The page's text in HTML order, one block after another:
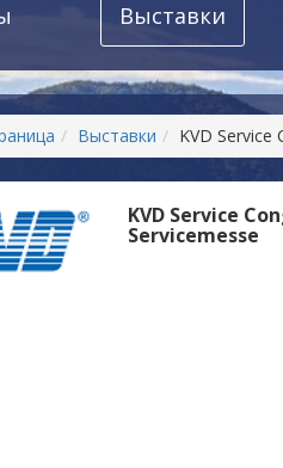
Выставки
Выставки KVD Service
KVD Service
Servicemesse